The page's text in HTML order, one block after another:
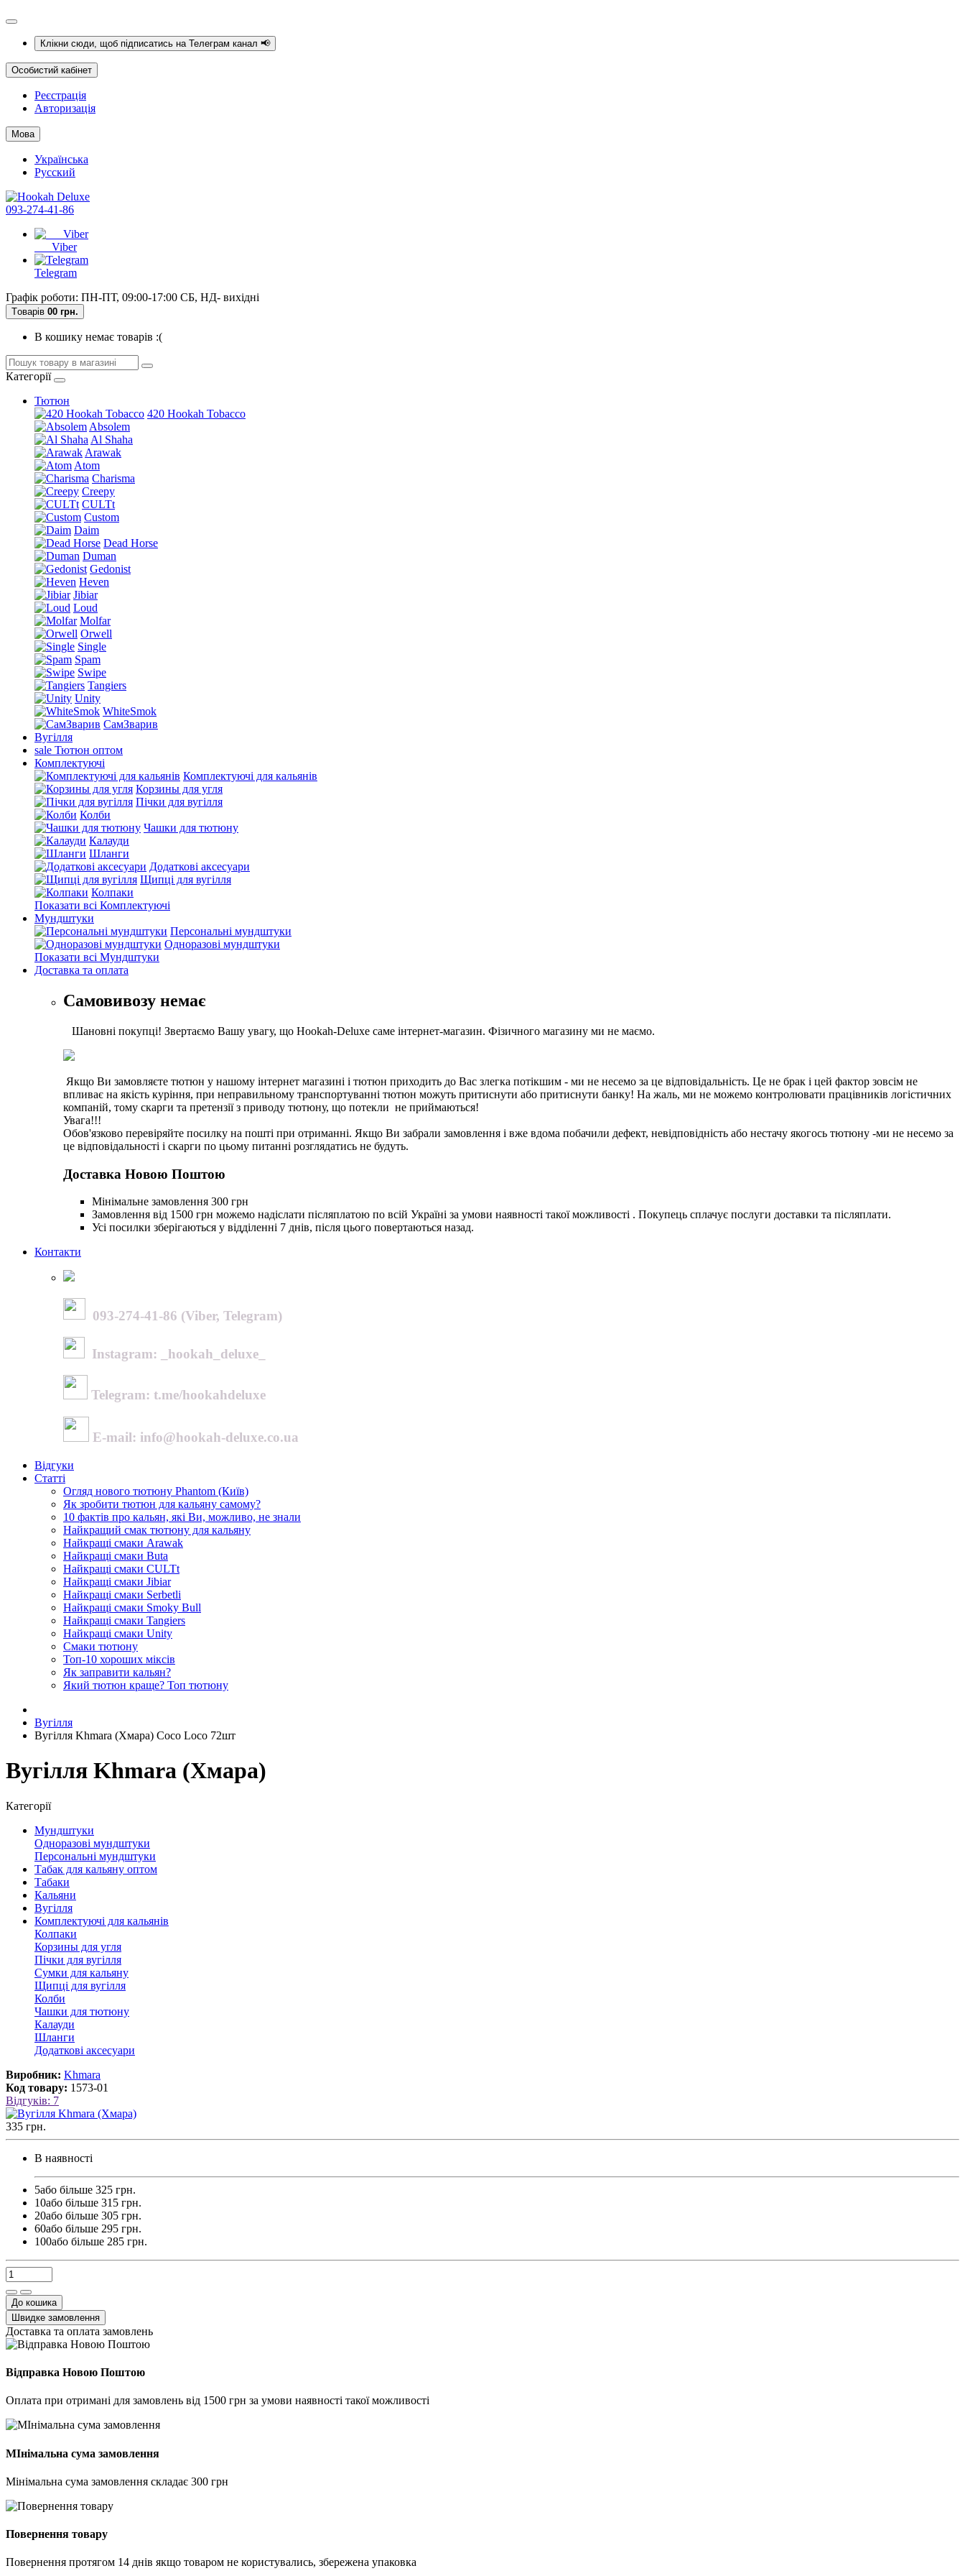
Клікни сюди, щоб підписатись на Телеграм канал 📢
Особистий кабінет
Реєстрація
Авторизація
Мова
Українська
Русский
093-274-41-86
Viber
Telegram
Графік роботи: ПН-ПТ, 09:00-17:00 СБ, НД- вихідні
Tоварів 00 грн.
В кошику немає товарів :(
Категорії
Тютюн
420 Hookah Tobacco
Absolem
Al Shaha
Arawak
Atom
Charisma
Creepy
CULTt
Custom
Daim
Dead Horse
Duman
Gedonist
Heven
Jibiar
Loud
Molfar
Orwell
Single
Spam
Swipe
Tangiers
Unity
WhiteSmok
СамЗварив
Вугілля
sale Тютюн оптом
Комплектуючі
Комплектуючі для кальянів
Корзины для угля
Пічки для вугілля
Колби
Чашки для тютюну
Калауди
Шланги
Додаткові аксесуари
Щипці для вугілля
Колпаки
Показати всі Комплектуючі
Мундштуки
Персональні мундштуки
Одноразові мундштуки
Показати всі Мундштуки
Доставка та оплата
Самовивозу немає
Шановні покупці! Звертаємо Вашу увагу, що Hookah-Deluxe саме інтернет-магазин. Фізичного магазину ми не маємо.
Якщо Ви замовляєте тютюн у нашому інтернет магазині і тютюн приходить до Вас злегка потікшим - ми не несемо за це відповідальність. Це не брак і цей фактор зовсім не
впливає на якість куріння, при неправильному транспортуванні тютюн можуть притиснути або притиснути банку! На жаль, ми не можемо контролювати працівників логістичних
компаній, тому скарги та претензії з приводу тютюну, що потекли не приймаються!
Увага!!!
Обов'язково перевіряйте посилку на пошті при отриманні. Якщо Ви забрали замовлення і вже вдома побачили дефект, невідповідність або нестачу якогось тютюну -ми не несемо за
це відповідальності і скарги по цьому питанні розглядатись не будуть.
Доставка Новою Поштою
Мінімальне замовлення 300 грн
Замовлення від 1500 грн можемо надіслати післяплатою по всій Україні за умови наявності такої можливості . Покупець сплачує послуги доставки та післяплати.
Усі посилки зберігаються у відділенні 7 днів, після цього повертаються назад.
Контакти
093-274-41-86 (Viber, Telegram)
Instagram: _hookah_deluxe_
Telegram: t.me/hookahdeluxe
E-mail: info@hookah-deluxe.co.ua
Відгуки
Статті
Огляд нового тютюну Phantom (Київ)
Як зробити тютюн для кальяну самому?
10 фактів про кальян, які Ви, можливо, не знали
Найкращий смак тютюну для кальяну
Найкращі смаки Arawak
Найкращі смаки Buta
Найкращі смаки CULTt
Найкращі смаки Jibiar
Найкращі смаки Serbetli
Найкращі смаки Smoky Bull
Найкращі смаки Tangiers
Найкращі смаки Unity
Смаки тютюну
Топ-10 хороших міксів
Як заправити кальян?
Який тютюн краще? Топ тютюну
Вугілля
Вугілля Khmara (Хмара) Coco Loco 72шт
Вугілля Khmara (Хмара)
Категорії
Мундштуки
Одноразові мундштуки
Персональні мундштуки
Табак для кальяну оптом
Табаки
Кальяни
Вугілля
Комплектуючі для кальянів
Колпаки
Корзины для угля
Пічки для вугілля
Сумки для кальяну
Щипці для вугілля
Колби
Чашки для тютюну
Калауди
Шланги
Додаткові аксесуари
Виробник: Khmara
Код товару: 1573-01
Відгуків: 7
335 грн.
В наявності
5або більше 325 грн.
10або більше 315 грн.
20або більше 305 грн.
60або більше 295 грн.
100або більше 285 грн.
До кошика
Швидке замовлення
Доставка та оплата замовлень
Відправка Новою Поштою
Оплата при отримані для замовлень від 1500 грн за умови наявності такої можливості
МІнімальна сума замовлення
Мінімальна сума замовлення складає 300 грн
Повернення товару
Повернення протягом 14 днів якщо товаром не користувались, збережена упаковка